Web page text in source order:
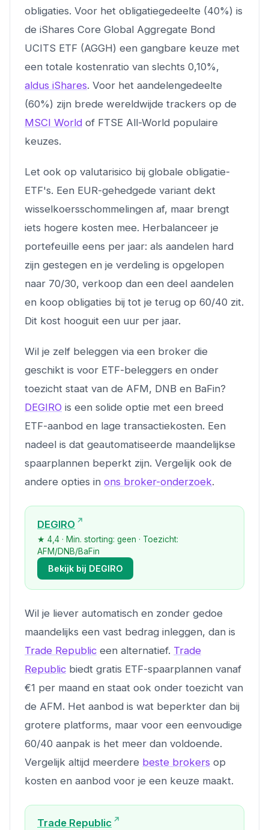
obligaties. Voor het obligatiegedeelte (40%) is
de iShares Core Global Aggregate Bond
UCITS ETF (AGGH) een gangbare keuze met
een totale kostenratio van slechts 0,10%,
aldus iShares. Voor het aandelengedeelte
(60%) zijn brede wereldwijde trackers op de
MSCI World of FTSE All-World populaire
keuzes.
Let ook op valutarisico bij globale obligatie-
ETF's. Een EUR-gehedgede variant dekt
wisselkoersschommelingen af, maar brengt
iets hogere kosten mee. Herbalanceer je
portefeuille eens per jaar: als aandelen hard
zijn gestegen en je verdeling is opgelopen
naar 70/30, verkoop dan een deel aandelen
en koop obligaties bij tot je terug op 60/40 zit.
Dit kost hooguit een uur per jaar.
Wil je zelf beleggen via een broker die
geschikt is voor ETF-beleggers en onder
toezicht staat van de AFM, DNB en BaFin?
DEGIRO is een solide optie met een breed
ETF-aanbod en lage transactiekosten. Een
nadeel is dat geautomatiseerde maandelijkse
spaarplannen beperkt zijn. Vergelijk ook de
andere opties in ons broker-onderzoek.
DEGIRO
★ 4,4 · Min. storting: geen · Toezicht:
AFM/DNB/BaFin
Bekijk bij DEGIRO
Wil je liever automatisch en zonder gedoe
maandelijks een vast bedrag inleggen, dan is
Trade Republic een alternatief. Trade
Republic biedt gratis ETF-spaarplannen vanaf
€1 per maand en staat ook onder toezicht van
de AFM. Het aanbod is wat beperkter dan bij
grotere platforms, maar voor een eenvoudige
60/40 aanpak is het meer dan voldoende.
Vergelijk altijd meerdere beste brokers op
kosten en aanbod voor je een keuze maakt.
Trade Republic